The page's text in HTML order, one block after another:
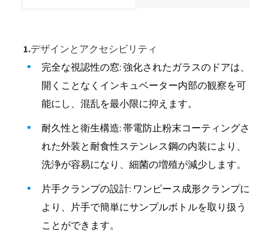
1.デザインとアクセシビリティ
完全な視認性の窓: 強化されたガラスのドアは、
開くことなくインキュベーター内部の観察を可
能にし、混乱を最小限に抑えます。
耐久性と衛生構造: 帯電防止粉末コーティングさ
れた外装と耐食性ステンレス鋼の内装により、
洗浄が容易になり、細菌の増殖が減少します。
片手クランプの設計: ワンピース成形クランプに
より、片手で簡単にサンプルボトルを取り扱う
ことができます。